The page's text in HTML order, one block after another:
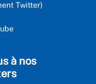
Twitter)
à nos